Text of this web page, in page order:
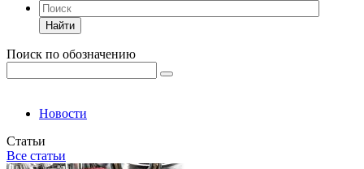
Найти
Поиск по обозначению
Новости
Статьи
Все статьи